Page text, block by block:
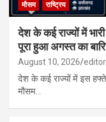
मौसम राष्ट्रिय
देश के कई राज्यों में
पूरा हुआ अगस्त का
August 10, 2026 editor
देश के कई राज्यों में इस हफ्ते
मौसम…